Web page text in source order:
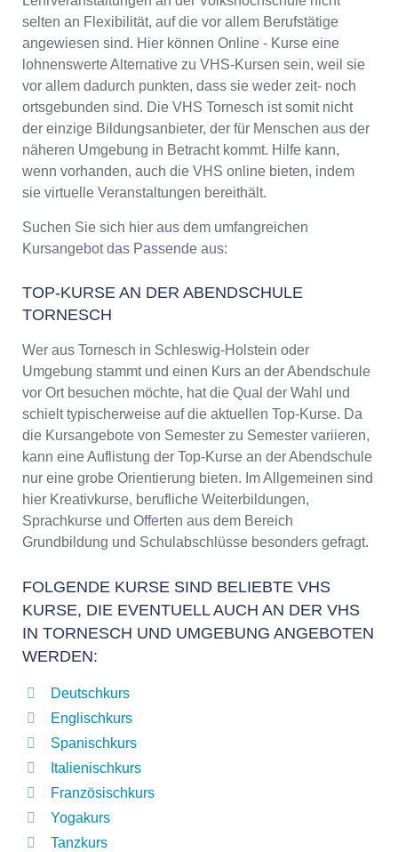
selten an Flexibilität, auf die vor allem Berufstätige
angewiesen sind. Hier können Online - Kurse eine
lohnenswerte Alternative zu VHS-Kursen sein, weil sie
vor allem dadurch punkten, dass sie weder zeit- noch
ortsgebunden sind. Die VHS Tornesch ist somit nicht
der einzige Bildungsanbieter, der für Menschen aus der
näheren Umgebung in Betracht kommt. Hilfe kann,
wenn vorhanden, auch die VHS online bieten, indem
sie virtuelle Veranstaltungen bereithält.
Suchen Sie sich hier aus dem umfangreichen
Kursangebot das Passende aus:
TOP-KURSE AN DER ABENDSCHULE
TORNESCH
Wer aus Tornesch in Schleswig-Holstein oder
Umgebung stammt und einen Kurs an der Abendschule
vor Ort besuchen möchte, hat die Qual der Wahl und
schielt typischerweise auf die aktuellen Top-Kurse. Da
die Kursangebote von Semester zu Semester variieren,
kann eine Auflistung der Top-Kurse an der Abendschule
nur eine grobe Orientierung bieten. Im Allgemeinen sind
hier Kreativkurse, berufliche Weiterbildungen,
Sprachkurse und Offerten aus dem Bereich
Grundbildung und Schulabschlüsse besonders gefragt.
FOLGENDE KURSE SIND BELIEBTE VHS
KURSE, DIE EVENTUELL AUCH AN DER VHS
IN TORNESCH UND UMGEBUNG ANGEBOTEN
WERDEN:
Deutschkurs
Englischkurs
Spanischkurs
Italienischkurs
Französischkurs
Yogakurs
Tanzkurs